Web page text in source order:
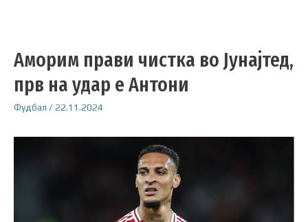
Аморим прави чистка во Јунајтед,
прв на удар е Антони
Фудбал /22.11.2024